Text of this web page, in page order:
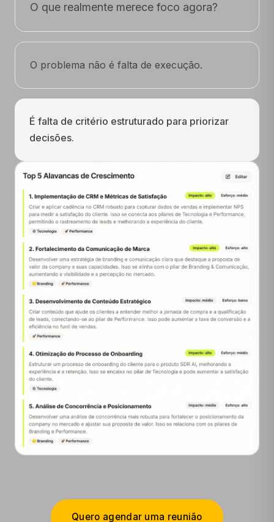
O que realmente merece foco agora?
O problema não é falta de execução.
É falta de critério estruturado para priorizar
decisões.
Quero agendar uma reunião